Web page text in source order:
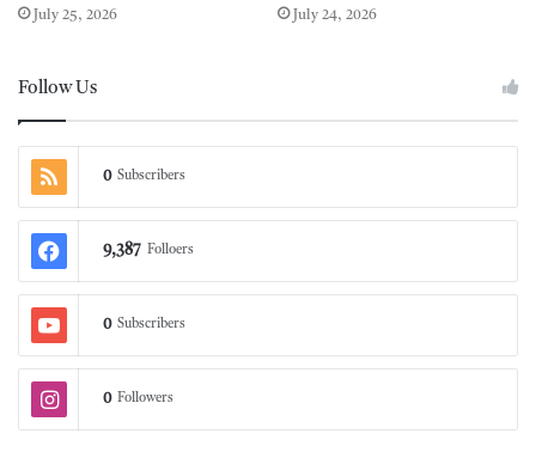
July 25, 2026 July 24, 2026
Follow Us
0 Subscribers
9,387 Folloers
0 Subscribers
0 Followers